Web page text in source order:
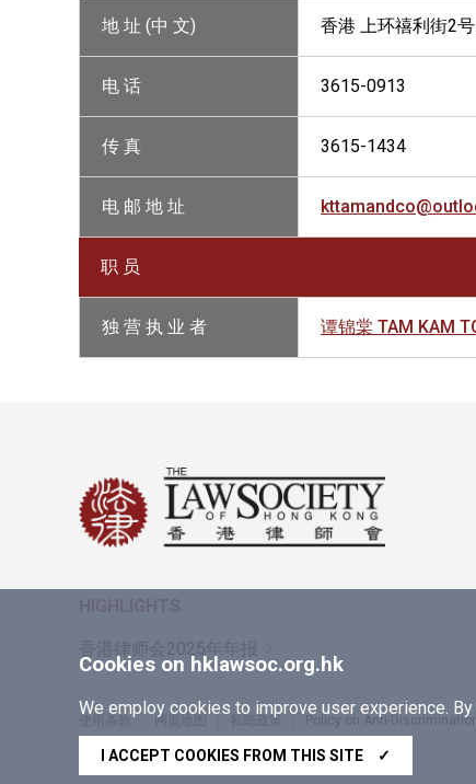
地 址 (中 文) 香港 上环禧利街2
电 话 3615-0913
传 真 3615-1434
电 邮 地 址
职 员
独 营 执 业 者 谭锦棠 TAM KAM
Cookies on hklawsoc.org.hk
We employ cookies to improve user experience.
I ACCEPT COOKIES FROM THIS SITE ✓
香港律师会2025年年报
网页地图 私隐政策
Policy on Anti-
Copyright © 2026 香港律师会版权所有，不得转载